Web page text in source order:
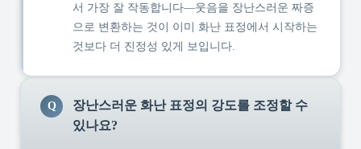
서 가장 잘 작동합니다—웃음을 장난스러운 짜증
으로 변환하는 것이 이미 화난 표정에서 시작하는
것보다 더 진정성 있게 보입니다.
Q
장난스러운 화난 표정의 강도를 조정할 수
있나요?